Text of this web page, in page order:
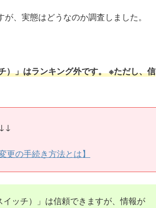
、実態はどうなのか調査しました。
）」はランキング外です。 ※ただし、信
の手続き方法とは】
ッチ）」は信頼できますが、情報が